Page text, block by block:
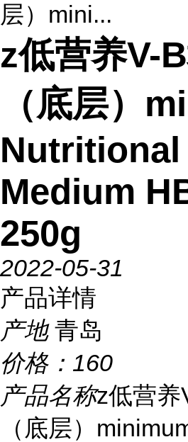
层）mini...
z低营养V-
（底层）
Nutritional
Medium
250g
2022-05-31
产品详情
产地 青岛
价格： 160
产品名称z低营养
（底层）